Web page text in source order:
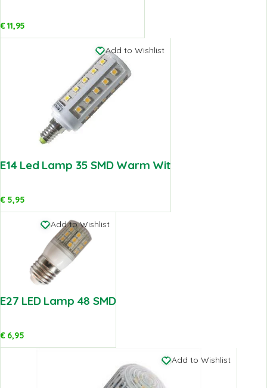
€11,95
Add to Wishlist
E14 Led Lamp 35 SMD Warm Wit
€5,95
Add to Wishlist
E27 LED Lamp 48 SMD
€6,95
Add to Wishlist